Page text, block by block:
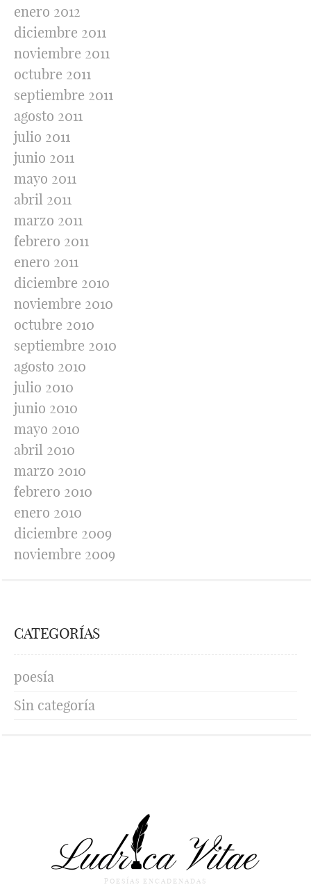
enero 2012
diciembre 2011
noviembre 2011
octubre 2011
septiembre 2011
agosto 2011
julio 2011
junio 2011
mayo 2011
abril 2011
marzo 2011
febrero 2011
enero 2011
diciembre 2010
noviembre 2010
octubre 2010
septiembre 2010
agosto 2010
julio 2010
junio 2010
mayo 2010
abril 2010
marzo 2010
febrero 2010
enero 2010
diciembre 2009
noviembre 2009
CATEGORÍAS
poesía
Sin categoría
POESÍAS ENCADENADAS